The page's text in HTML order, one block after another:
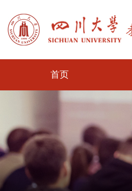
首页